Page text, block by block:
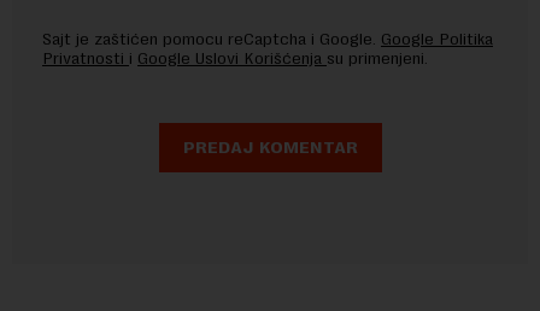
Sajt je zaštićen pomocu reCaptcha i Google. Google Politika
Privatnosti i Google Uslovi Korišćenja su primenjeni.